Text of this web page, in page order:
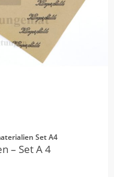
Set A4
– Set A 4